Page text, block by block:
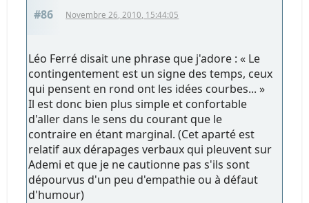
#86 Novembre 26, 2010, 15:44:05
Léo Ferré disait une phrase que j'adore : « Le
contingentement est un signe des temps, ceux
qui pensent en rond ont les idées courbes... »
Il est donc bien plus simple et confortable
d'aller dans le sens du courant que le
contraire en étant marginal. (Cet aparté est
relatif aux dérapages verbaux qui pleuvent sur
Ademi et que je ne cautionne pas s'ils sont
dépourvus d'un peu d'empathie ou à défaut
d'humour)